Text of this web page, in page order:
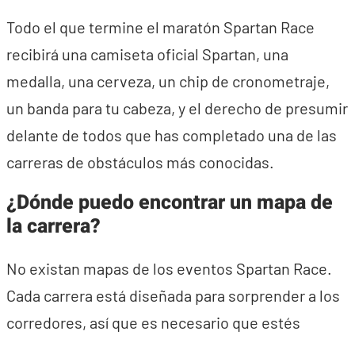
Todo el que termine el maratón Spartan Race
recibirá una camiseta oficial Spartan, una
medalla, una cerveza, un chip de cronometraje,
un banda para tu cabeza, y el derecho de presumir
delante de todos que has completado una de las
carreras de obstáculos más conocidas.
¿Dónde puedo encontrar un mapa de
la carrera?
No existan mapas de los eventos Spartan Race.
Cada carrera está diseñada para sorprender a los
corredores, así que es necesario que estés